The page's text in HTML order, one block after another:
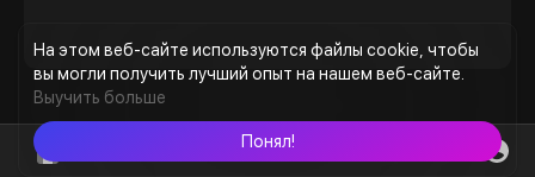
На этом веб-сайте используются файлы cookie, чтобы
вы могли получить лучший опыт на нашем веб-сайте.
Выучить больше
Понял!